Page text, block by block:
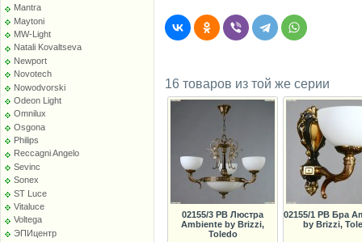
Mantra
Maytoni
MW-Light
Natali Kovaltseva
Newport
Novotech
Nowodvorski
Odeon Light
Omnilux
Osgona
Philips
Reccagni Angelo
Sevinc
Sonex
ST Luce
Vitaluce
Voltega
ЭПИцентр
16 товаров из той же серии
02155/3 PB Люстра
Ambiente by Brizzi,
Toledo
02155/1 PB Бра
by Brizzi,